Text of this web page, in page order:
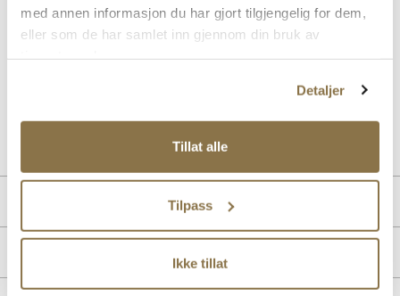
med annen informasjon du har gjort tilgjengelig for dem,
eller som de har samlet inn gjennom din bruk av
Detaljer
Tillat alle
Tilpass
Ikke tillat
semsket skinn med karakteristisk søm. Den myke hællasken gir
enkel av- og påtaking, mens den anatomisk formede, uttakbare
Deep Blue-fotsengen sikrer optimal komfort gjennom hele dagen.
Gummisålen gir godt grep og slitestyrke. Perfekt for dame som
Art. nr.32763400
Overdel:Semsket skinn